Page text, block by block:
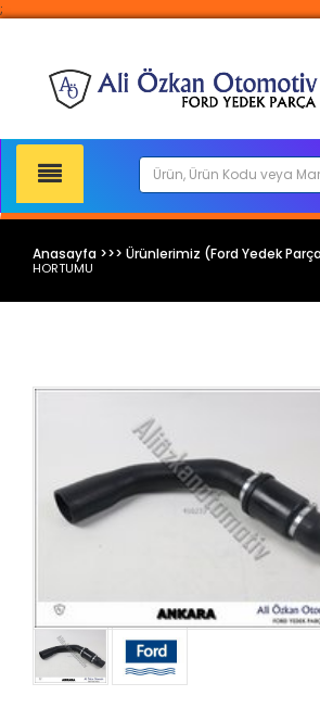
;
Anasayfa >>> Ürünlerimiz (Ford Yedek
HORTUMU